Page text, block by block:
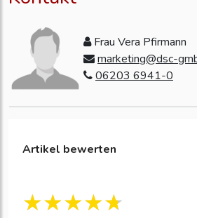
Frau Vera Pfirmann
marketing@dsc-
06203 6941-0
Artikel bewerten